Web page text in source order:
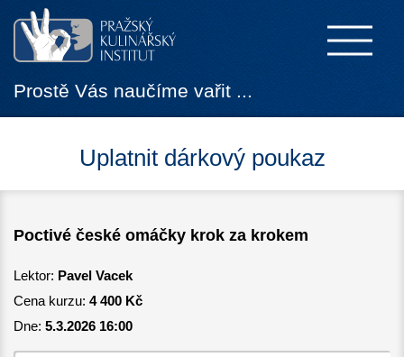
Prostě Vás naučíme vařit ...
Uplatnit dárkový poukaz
Poctivé české omáčky krok za krokem
Lektor: Pavel Vacek
Cena kurzu: 4 400 Kč
Dne: 5.3.2026 16:00